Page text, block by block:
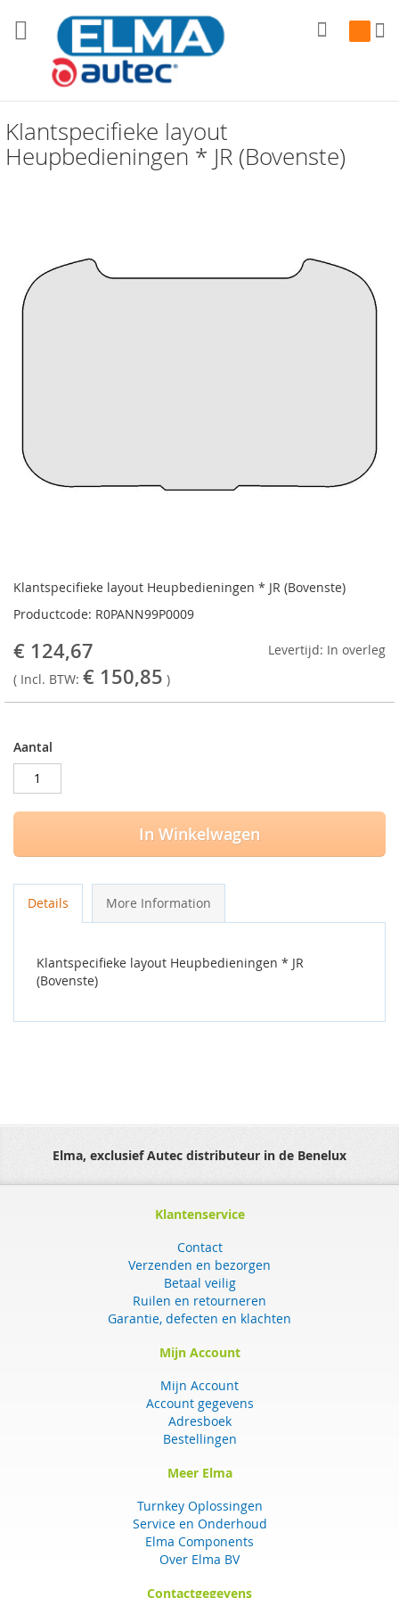
Zoek
Klantspecifieke layout
Heupbedieningen * JR (Bovenste)
Klantspecifieke layout Heupbedieningen * JR (Bovenste)
Productcode: R0PANN99P0009
€ 124,67
( Incl. BTW: € 150,85 )
Levertijd: In overleg
Aantal
In Winkelwagen
afbeeldingen-
naar
begin
van
de
afbeeldingen-
Details More Information
Klantspecifieke layout Heupbedieningen * JR
(Bovenste)
Elma, exclusief Autec distributeur in de Benelux
Klantenservice
Contact
Verzenden en bezorgen
Betaal veilig
Ruilen en retourneren
Garantie, defecten en klachten
Mijn Account
Mijn Account
Account gegevens
Adresboek
Bestellingen
Meer Elma
Turnkey Oplossingen
Service en Onderhoud
Elma Components
Over Elma BV
Contactgegevens